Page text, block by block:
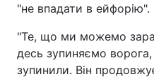
"не впадати в ейфорію".
"Те, що ми можемо
десь зупиняємо
зупинили. Він